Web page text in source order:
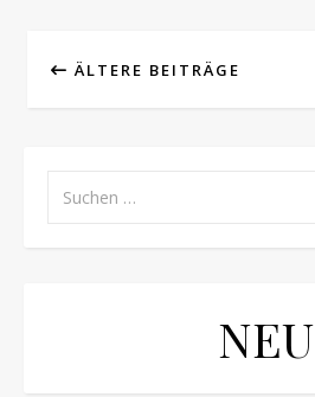
ÄLTERE BEITRÄGE
NEU